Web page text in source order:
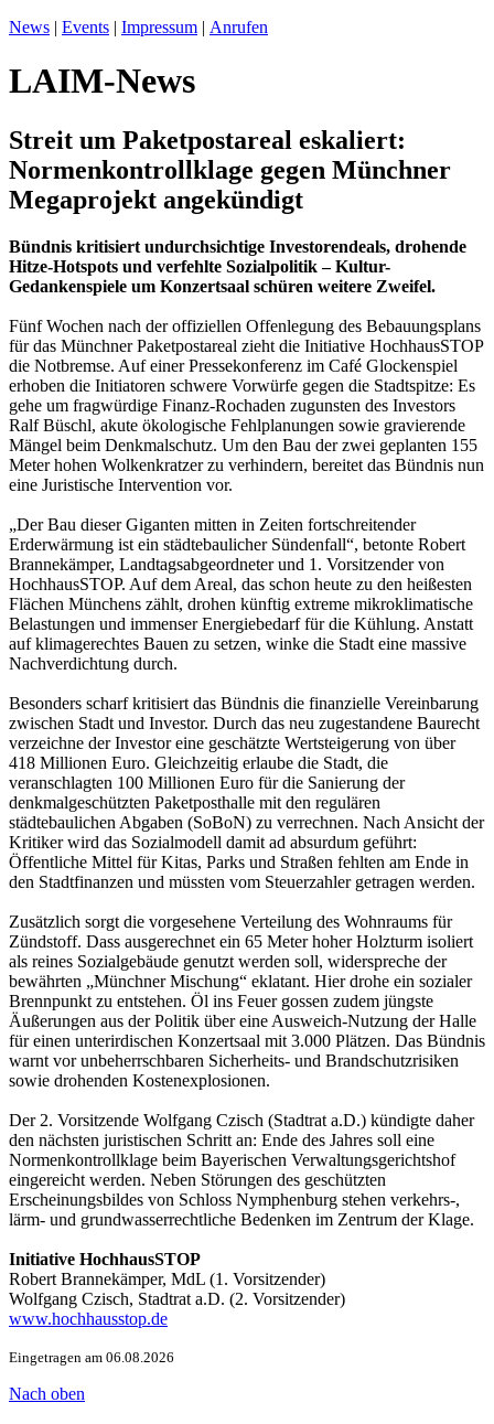
News | Events | Impressum | Anrufen
LAIM-News
Streit um Paketpostareal eskaliert:
Normenkontrollklage gegen Münchner
Megaprojekt angekündigt
Bündnis kritisiert undurchsichtige Investorendeals, drohende
Hitze-Hotspots und verfehlte Sozialpolitik – Kultur-
Gedankenspiele um Konzertsaal schüren weitere Zweifel.
Fünf Wochen nach der offiziellen Offenlegung des Bebauungsplans
für das Münchner Paketpostareal zieht die Initiative HochhausSTOP
die Notbremse. Auf einer Pressekonferenz im Café Glockenspiel
erhoben die Initiatoren schwere Vorwürfe gegen die Stadtspitze: Es
gehe um fragwürdige Finanz-Rochaden zugunsten des Investors
Ralf Büschl, akute ökologische Fehlplanungen sowie gravierende
Mängel beim Denkmalschutz. Um den Bau der zwei geplanten 155
Meter hohen Wolkenkratzer zu verhindern, bereitet das Bündnis nun
eine Juristische Intervention vor.
„Der Bau dieser Giganten mitten in Zeiten fortschreitender
Erderwärmung ist ein städtebaulicher Sündenfall“, betonte Robert
Brannekämper, Landtagsabgeordneter und 1. Vorsitzender von
HochhausSTOP. Auf dem Areal, das schon heute zu den heißesten
Flächen Münchens zählt, drohen künftig extreme mikroklimatische
Belastungen und immenser Energiebedarf für die Kühlung. Anstatt
auf klimagerechtes Bauen zu setzen, winke die Stadt eine massive
Nachverdichtung durch.
Besonders scharf kritisiert das Bündnis die finanzielle Vereinbarung
zwischen Stadt und Investor. Durch das neu zugestandene Baurecht
verzeichne der Investor eine geschätzte Wertsteigerung von über
418 Millionen Euro. Gleichzeitig erlaube die Stadt, die
veranschlagten 100 Millionen Euro für die Sanierung der
denkmalgeschützten Paketposthalle mit den regulären
städtebaulichen Abgaben (SoBoN) zu verrechnen. Nach Ansicht der
Kritiker wird das Sozialmodell damit ad absurdum geführt:
Öffentliche Mittel für Kitas, Parks und Straßen fehlten am Ende in
den Stadtfinanzen und müssten vom Steuerzahler getragen werden.
Zusätzlich sorgt die vorgesehene Verteilung des Wohnraums für
Zündstoff. Dass ausgerechnet ein 65 Meter hoher Holzturm isoliert
als reines Sozialgebäude genutzt werden soll, widerspreche der
bewährten „Münchner Mischung“ eklatant. Hier drohe ein sozialer
Brennpunkt zu entstehen. Öl ins Feuer gossen zudem jüngste
Äußerungen aus der Politik über eine Ausweich-Nutzung der Halle
für einen unterirdischen Konzertsaal mit 3.000 Plätzen. Das Bündnis
warnt vor unbeherrschbaren Sicherheits- und Brandschutzrisiken
sowie drohenden Kostenexplosionen.
Der 2. Vorsitzende Wolfgang Czisch (Stadtrat a.D.) kündigte daher
den nächsten juristischen Schritt an: Ende des Jahres soll eine
Normenkontrollklage beim Bayerischen Verwaltungsgerichtshof
eingereicht werden. Neben Störungen des geschützten
Erscheinungsbildes von Schloss Nymphenburg stehen verkehrs-,
lärm- und grundwasserrechtliche Bedenken im Zentrum der Klage.
Initiative HochhausSTOP
Robert Brannekämper, MdL (1. Vorsitzender)
Wolfgang Czisch, Stadtrat a.D. (2. Vorsitzender)
www.hochhausstop.de
Eingetragen am 06.08.2026
Nach oben